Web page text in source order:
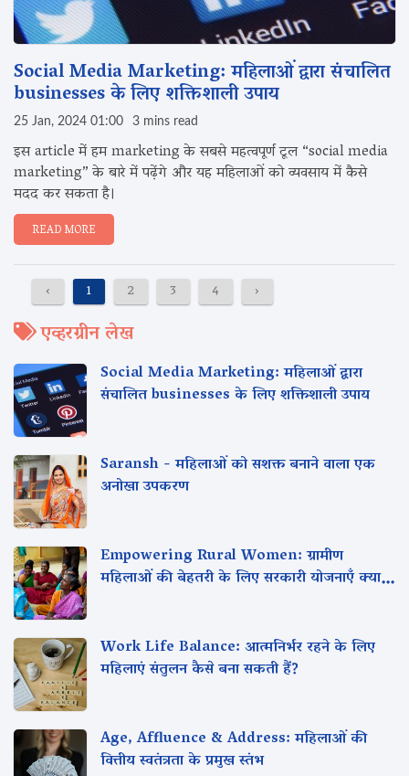
Social Media Marketing: महिलाओं द्वारा संचालित
businesses के लिए शक्तिशाली उपाय‌
25 Jan, 2024 01:00 3 mins read
इस article में हम marketing के सबसे महत्वपूर्ण टूल “social media
marketing” के बारे में पढ़ेंगे और यह महिलाओं को व्यवसाय में कैसे
मदद कर सकता है।
READ MORE
‹ 1 2 3 4 ›
एव्हरग्रीन लेख
Social Media Marketing: महिलाओं द्वारा
संचालित businesses के लिए शक्तिशाली उपाय‌
Saransh - महिलाओं को सशक्त बनाने वाला एक
अनोखा उपकरण
Empowering Rural Women: ग्रामीण
महिलाओं की बेहतरी के लिए सरकारी योजनाएँ क्या
Work Life Balance: आत्मनिर्भर रहने के लिए
महिलाएं संतुलन कैसे बना सकती हैं?
Age, Affluence & Address: महिलाओं की
वित्तीय स्वतंत्रता के प्रमुख स्तंभ